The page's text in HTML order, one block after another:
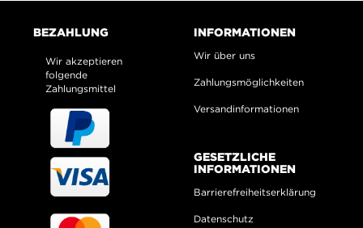
BEZAHLUNG
Wir akzeptieren
folgende
Zahlungsmittel
INFORMATIONEN
Wir über uns
Zahlungsmöglichkeiten
Versandinformationen
GESETZLICHE
INFORMATIONEN
Barrierefreiheitserklärung
Datenschutz